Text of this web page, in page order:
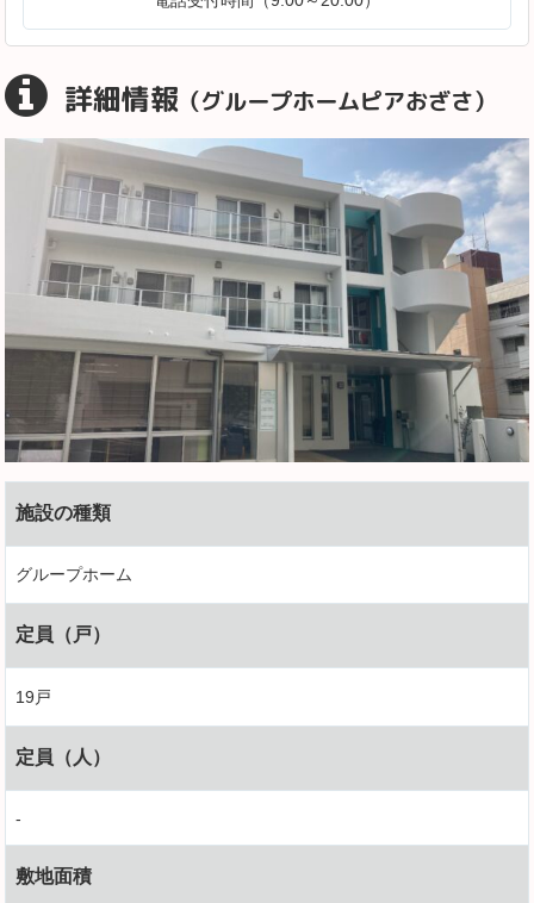
詳細情報 （グループホームピアおざさ）
施設の種類
グループホーム
定員（戸）
19戸
定員（人）
-
敷地面積